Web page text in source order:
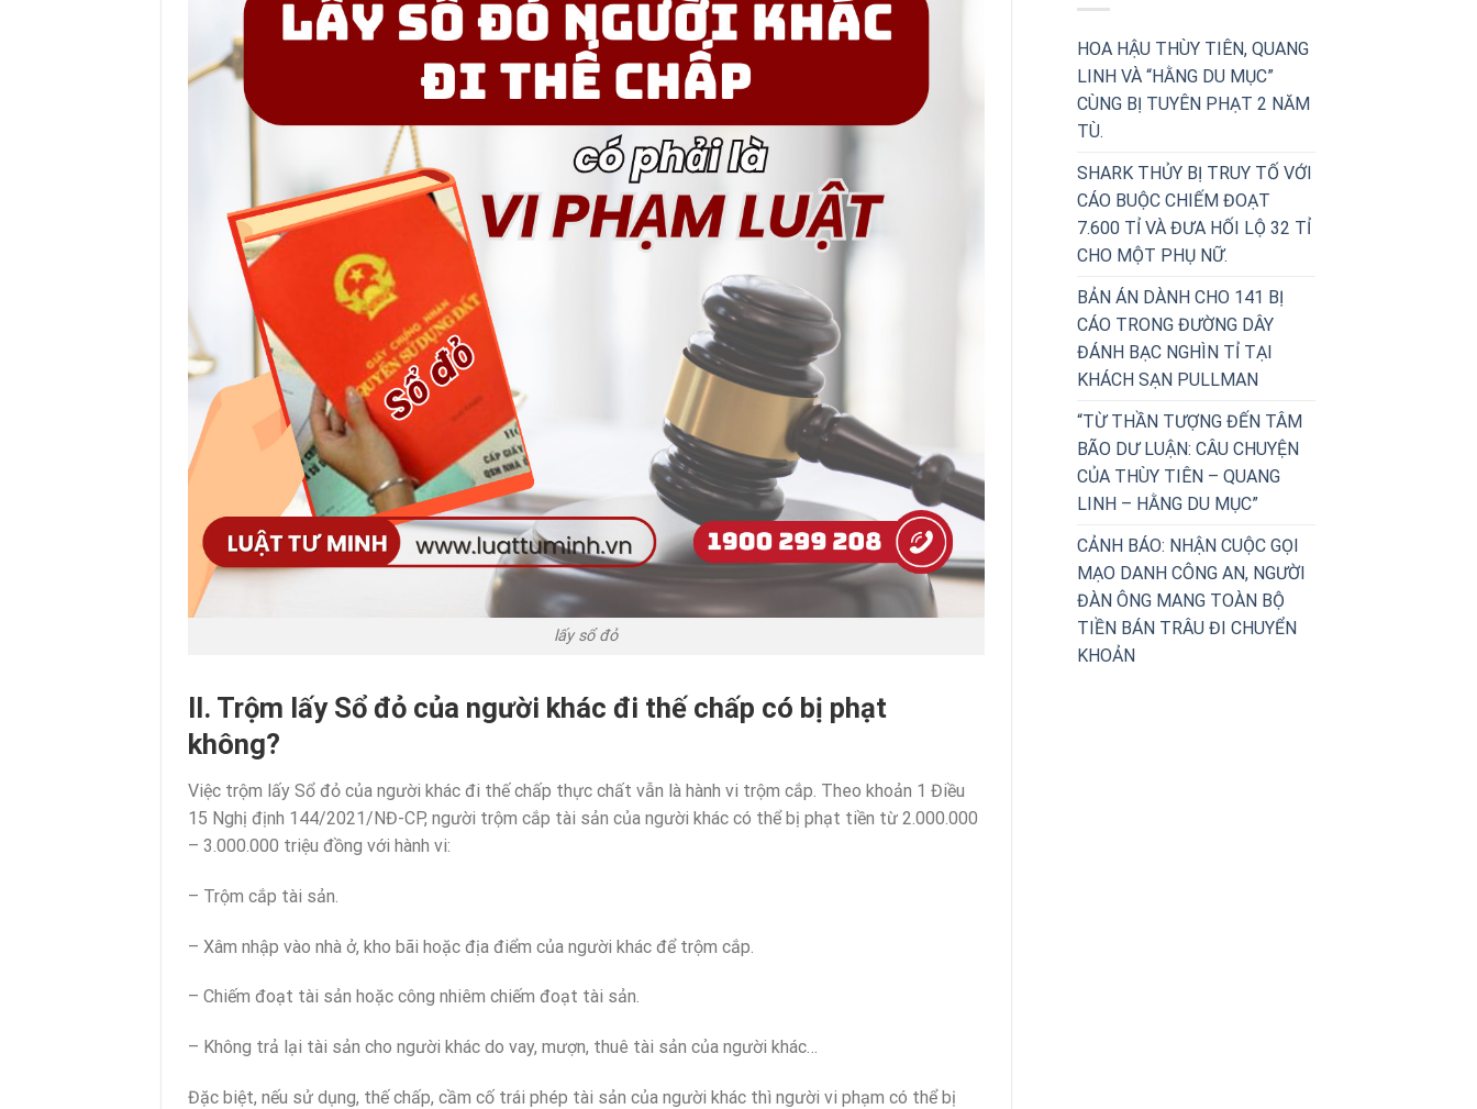
lấy sổ đỏ
II. Trộm lấy Sổ đỏ của người khác đi thế chấp có bị phạt
không?
Việc trộm lấy Sổ đỏ của người khác đi thế chấp thực chất vẫn là hành vi trộm cắp. Theo khoản 1 Điều
15 Nghị định 144/2021/NĐ-CP, người trộm cắp tài sản của người khác có thể bị phạt tiền từ 2.000.000
– 3.000.000 triệu đồng với hành vi:
– Trộm cắp tài sản.
– Xâm nhập vào nhà ở, kho bãi hoặc địa điểm của người khác để trộm cắp.
– Chiếm đoạt tài sản hoặc công nhiêm chiếm đoạt tài sản.
– Không trả lại tài sản cho người khác do vay, mượn, thuê tài sản của người khác…
Đặc biệt, nếu sử dụng, thế chấp, cầm cố trái phép tài sản của người khác thì người vi phạm có thể bị
HOA HẬU THÙY TIÊN, QUANG
LINH VÀ “HẰNG DU MỤC”
CÙNG BỊ TUYÊN PHẠT 2 NĂM
TÙ.
SHARK THỦY BỊ TRUY TỐ VỚI
CÁO BUỘC CHIẾM ĐOẠT
7.600 TỈ VÀ ĐƯA HỐI LỘ 32 TỈ
CHO MỘT PHỤ NỮ.
BẢN ÁN DÀNH CHO 141 BỊ
CÁO TRONG ĐƯỜNG DÂY
ĐÁNH BẠC NGHÌN TỈ TẠI
KHÁCH SẠN PULLMAN
“TỪ THẦN TƯỢNG ĐẾN TÂM
BÃO DƯ LUẬN: CÂU CHUYỆN
CỦA THÙY TIÊN – QUANG
LINH – HẰNG DU MỤC”
CẢNH BÁO: NHẬN CUỘC GỌI
MẠO DANH CÔNG AN, NGƯỜI
ĐÀN ÔNG MANG TOÀN BỘ
TIỀN BÁN TRÂU ĐI CHUYỂN
KHOẢN